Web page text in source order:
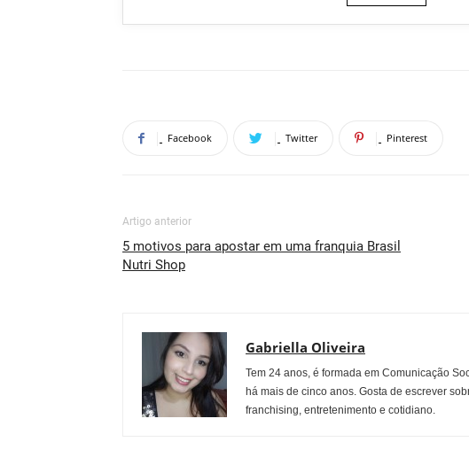
Facebook Twitter Pinterest
Artigo anterior
5 motivos para apostar em uma franquia Brasil
Nutri Shop
Gabriella Oliveira
Tem 24 anos, é formada em Comunicação
há mais de cinco anos. Gosta de escrever
franchising, entretenimento e cotidiano.